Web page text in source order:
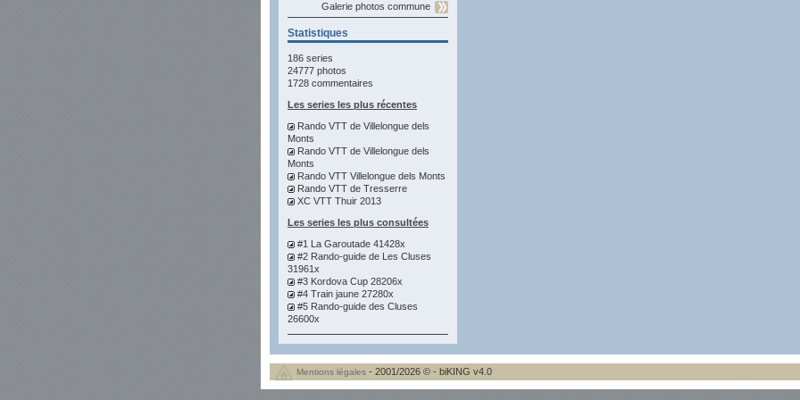
Galerie photos commune
Statistiques
186 series
24777 photos
1728 commentaires
Les series les plus récentes
Rando VTT de Villelongue dels
Monts
Rando VTT de Villelongue dels
Monts
Rando VTT Villelongue dels Monts
Rando VTT de Tresserre
XC VTT Thuir 2013
Les series les plus consultées
#1 La Garoutade 41428x
#2 Rando-guide de Les Cluses
31961x
#3 Kordova Cup 28206x
#4 Train jaune 27280x
#5 Rando-guide des Cluses
26600x
Mentions légales - 2001/2026 © - biKING v4.0